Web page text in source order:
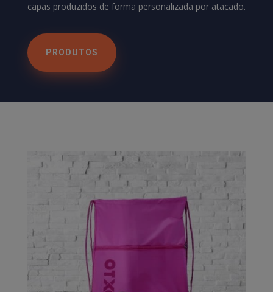
capas produzidos de forma personalizada por atacado.
PRODUTOS